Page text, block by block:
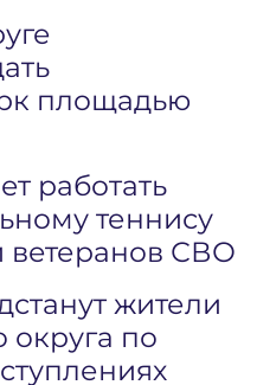
площадью
работать
теннису
ветеранов СВО
жители
округа по